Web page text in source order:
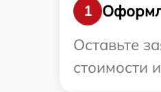
1
Оставьте
стоимости